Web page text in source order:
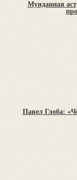
Мунданная
Павел Глоба: